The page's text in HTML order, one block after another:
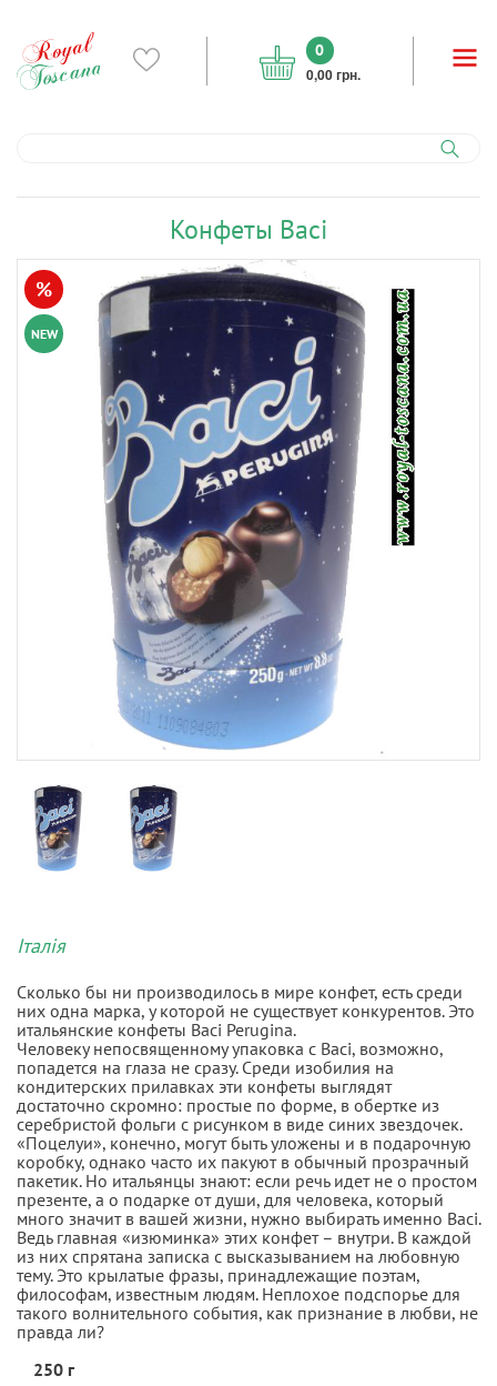
0
0,00 грн.
Конфеты Baci
NEW
%
Італія
Сколько бы ни производилось в мире конфет, есть среди
них одна марка, у которой не существует конкурентов. Это
итальянские конфеты Baci Perugina.
Человеку непосвященному упаковка с Baci, возможно,
попадется на глаза не сразу. Среди изобилия на
кондитерских прилавках эти конфеты выглядят
достаточно скромно: простые по форме, в обертке из
серебристой фольги с рисунком в виде синих звездочек.
«Поцелуи», конечно, могут быть уложены и в подарочную
коробку, однако часто их пакуют в обычный прозрачный
пакетик. Но итальянцы знают: если речь идет не о простом
презенте, а о подарке от души, для человека, который
много значит в вашей жизни, нужно выбирать именно Baci.
Ведь главная «изюминка» этих конфет – внутри. В каждой
из них спрятана записка с высказыванием на любовную
тему. Это крылатые фразы, принадлежащие поэтам,
философам, известным людям. Неплохое подспорье для
такого волнительного события, как признание в любви, не
правда ли?
250 г